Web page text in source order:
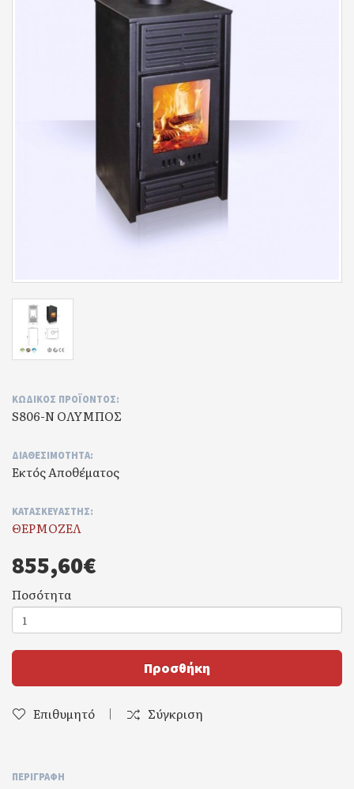
ΚΩΔΙΚΌΣ ΠΡΟΪΌΝΤΟΣ:
S806-N ΟΛΥΜΠΟΣ
ΔΙΑΘΕΣΙΜΌΤΗΤΑ:
Εκτός Αποθέματος
ΚΑΤΑΣΚΕΥΑΣΤΉΣ:
ΘΕΡΜΟΖΕΛ
855,60€
Ποσότητα
Προσθήκη
Επιθυμητό Σύγκριση
ΠΕΡΙΓΡΑΦΉ